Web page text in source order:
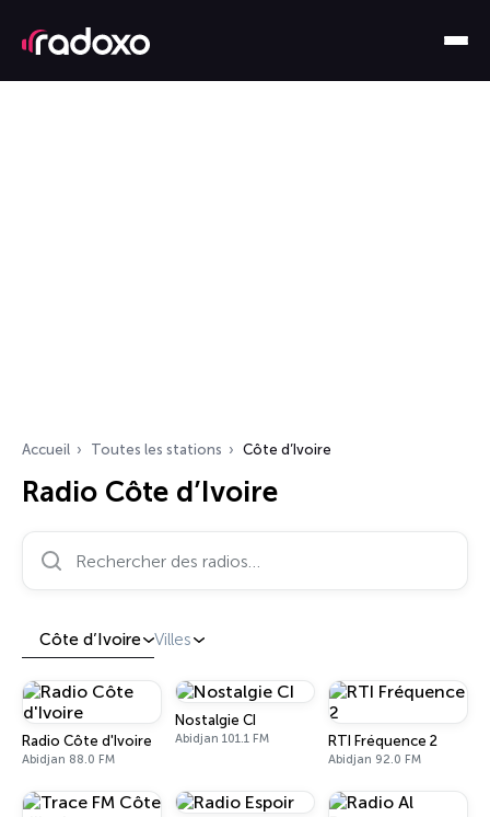
Accueil Toutes les stations Côte d’Ivoire
Radio Côte d’Ivoire
Rechercher des radios…
Côte d’Ivoire Villes
Radio Côte d'Ivoire
Abidjan 88.0 FM
Nostalgie CI
Abidjan 101.1 FM RTI Fréquence 2
Abidjan 92.0 FM